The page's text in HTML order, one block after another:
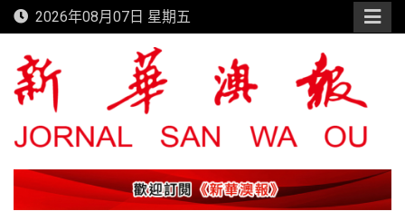
Skip
to
content
2026年08月07日 星期五
新華澳報